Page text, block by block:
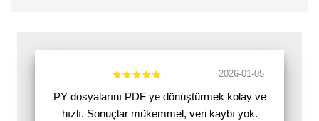
2026-01-05
PY dosyalarını PDF ye dönüştürmek kolay ve
hızlı. Sonuçlar mükemmel, veri kaybı yok.